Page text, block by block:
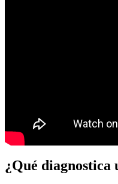
¿Qué diagnostica